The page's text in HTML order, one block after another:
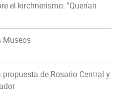
el kirchnerismo: "Querían
Museos
de Rosario Central y